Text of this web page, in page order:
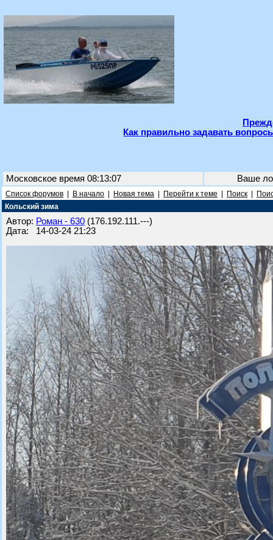
Как правильно задавать
Московское время 08:13:07 Ваше
Список форумов В начало Новая тема Перейти к теме Поиск
Кольский зима
Автор: Роман - 630 (176.192.111.---)
Дата: 14-03-24 21:23